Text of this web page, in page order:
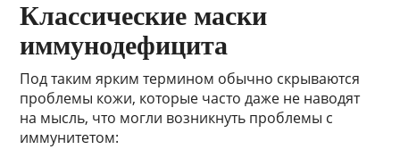
Классические маски
иммунодефицита
Под таким ярким термином обычно скрываются
проблемы кожи, которые часто даже не наводят
на мысль, что могли возникнуть проблемы с
иммунитетом: